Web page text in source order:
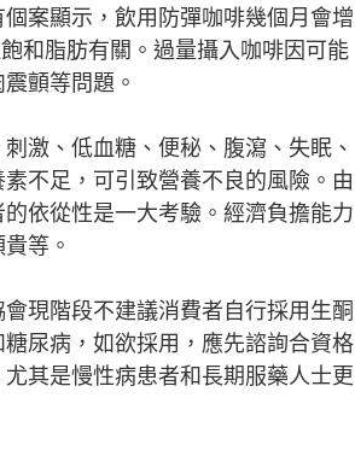
案顯示，飲用防彈咖啡幾個月會增
和脂肪有關。過量攝入咖啡因可能
顫等問題。
激、低血糖、便秘、腹瀉、失眠、
不足，可引致營養不良的風險。由
依從性是一大考驗。經濟負擔能力
等。
現階段不建議消費者自行採用生酮
尿病，如欲採用，應先諮詢合資格
其是慢性病患者和長期服藥人士更